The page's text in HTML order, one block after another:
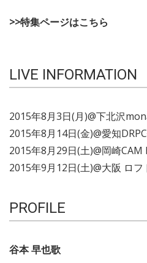
>>特集ページはこちら
LIVE INFORMATION
2015年8月3日(月)@下北沢
2015年8月14日(金)@愛知
2015年8月29日(土)@岡崎CAM
2015年9月12日(土)@大阪 ロ
PROFILE
谷本 早也歌